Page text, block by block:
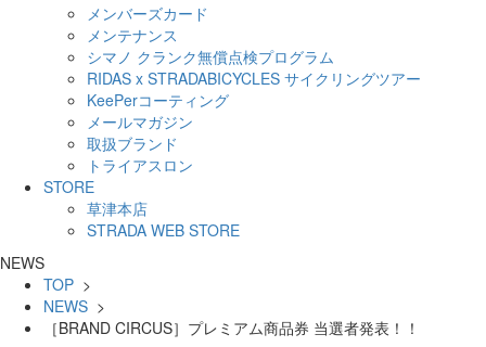
メンバーズカード
メンテナンス
シマノ クランク無償点検プログラム
RIDAS x STRADABICYCLES サイクリングツアー
KeePerコーティング
メールマガジン
取扱ブランド
トライアスロン
STORE
草津本店
STRADA WEB STORE
NEWS
TOP >
NEWS >
［BRAND CIRCUS］プレミアム商品券 当選者発表！！